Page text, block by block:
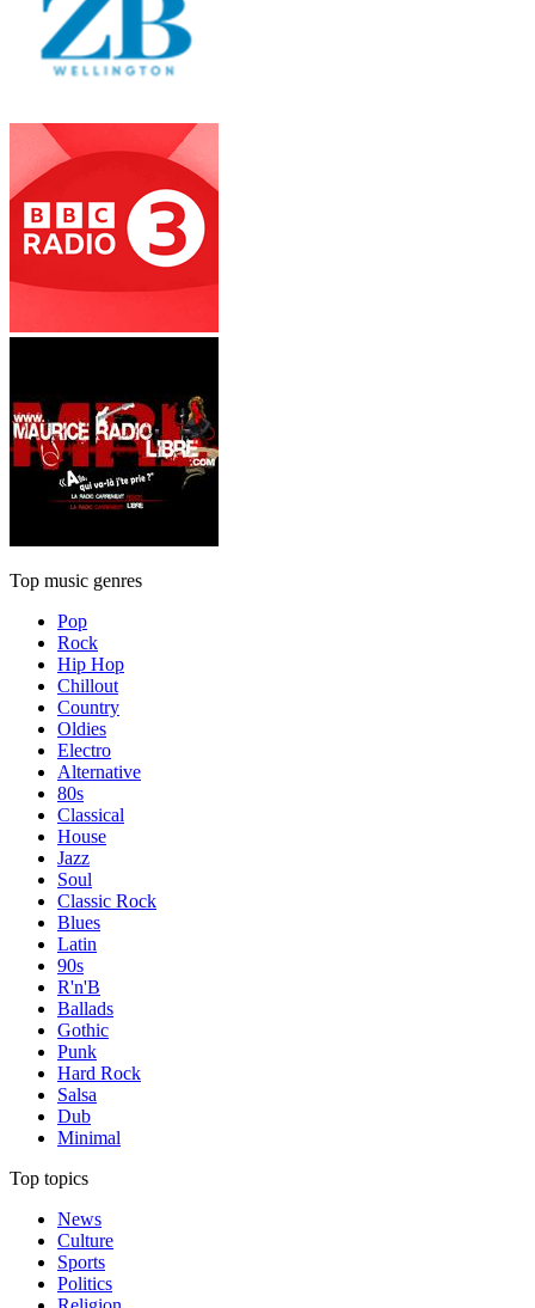
Top music genres
Pop
Rock
Hip Hop
Chillout
Country
Oldies
Electro
Alternative
80s
Classical
House
Jazz
Soul
Classic Rock
Blues
Latin
90s
R'n'B
Ballads
Gothic
Punk
Hard Rock
Salsa
Dub
Minimal
Top topics
News
Culture
Sports
Politics